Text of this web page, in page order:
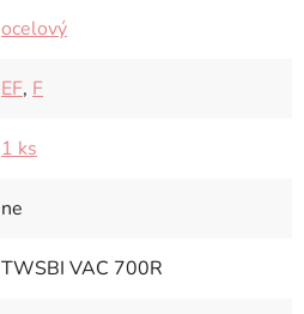
ocelový
EF, F
1 ks
ne
TWSBI VAC 700R